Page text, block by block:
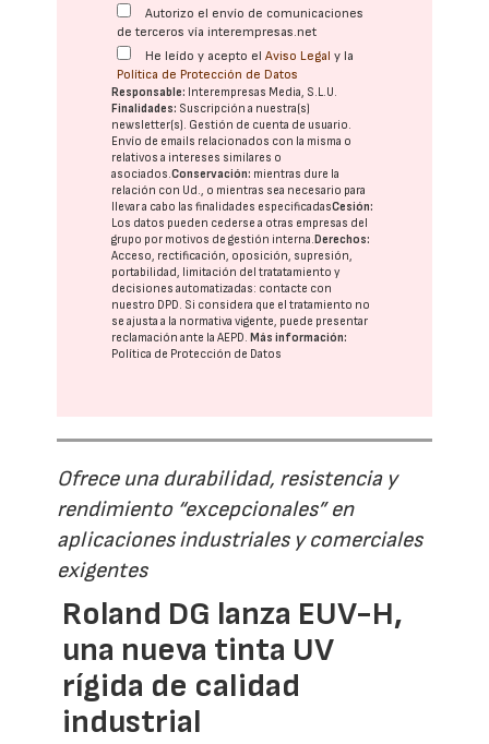
Autorizo el envío de comunicaciones
de terceros vía interempresas.net
He leído y acepto elAviso Legal y la
Política de Protección de Datos
Responsable: Interempresas Media, S.L.U.
Finalidades: Suscripción a nuestra(s)
newsletter(s). Gestión de cuenta de usuario.
Envío de emails relacionados con la misma o
relativos a intereses similares o
asociados.Conservación: mientras dure la
relación con Ud., o mientras sea necesario para
llevar a cabo las finalidades especificadasCesión:
Los datos pueden cederse a otras empresas del
grupo por motivos de gestión interna.Derechos:
Acceso, rectificación, oposición, supresión,
portabilidad, limitación del tratatamiento y
decisiones automatizadas: contacte con
nuestro DPD. Si considera que el tratamiento no
se ajusta a la normativa vigente, puede presentar
reclamación ante laAEPD.Más información:
Política de Protección de Datos
Ofrece una durabilidad, resistencia y
rendimiento “excepcionales” en
aplicaciones industriales y comerciales
exigentes
Roland DG lanza EUV-H,
una nueva tinta UV
rígida de calidad
industrial